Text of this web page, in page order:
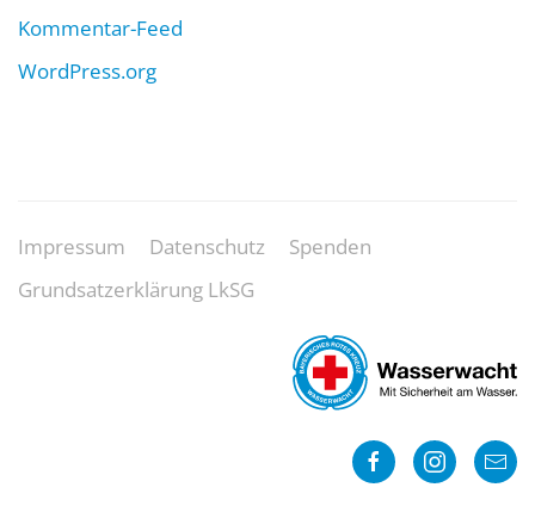
Kommentar-Feed
WordPress.org
Impressum Datenschutz
Spenden
Grundsatzerklärung LkSG